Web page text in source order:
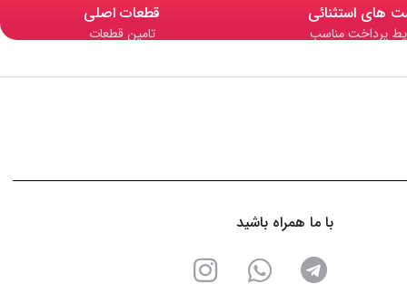
های استثنائی
پرداخت مناسب
قطعات اصلی
تامین قطعات
با ما همراه باشید